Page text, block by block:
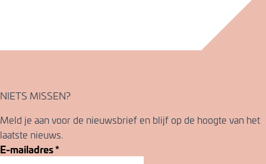
NIETS MISSEN?
Meld je aan voor de nieuwsbrief en blijf op de hoogte van het
laatste nieuws.
E-mailadres*